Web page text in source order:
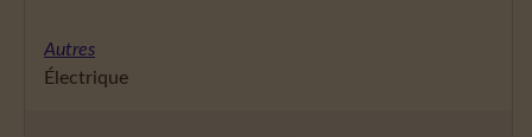
Autres
Électrique